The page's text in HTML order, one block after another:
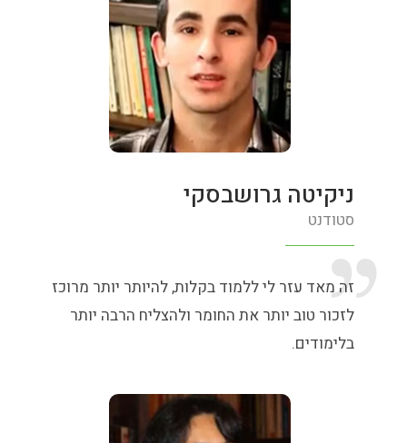
ניקיטה גרושבסקי
סטודנט
זה מאד עזר לי ללמוד בקלות, להיותר יותר מרוכז
לזכור טוב יותר את החומר ולהצליח הרבה יותר
בלימודים.